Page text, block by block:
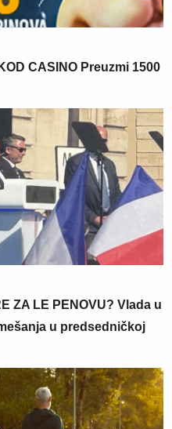
CASINO Preuzmi 1500
ZA LE PENOVU? Vlada u
u predsedničkoj